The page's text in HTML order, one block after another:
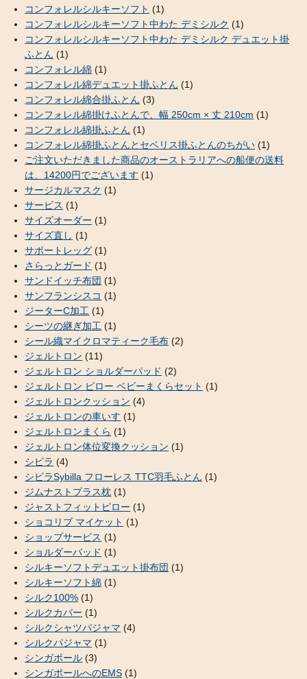
コンフォレルシルキーソフト (1)
コンフォレルシルキーソフト中わた デミシルク (1)
コンフォレルシルキーソフト中わた デミシルク デュエット掛
ふとん (1)
コンフォレル綿 (1)
コンフォレル綿デュエット掛ふとん (1)
コンフォレル綿合掛ふとん (3)
コンフォレル綿掛けふとんで、幅 250cm × 丈 210cm (1)
コンフォレル綿掛ふとん (1)
コンフォレル綿掛ふとんとセベリス掛ふとんのちがい (1)
ご注文いただきました商品のオーストラリアへの船便の送料
は、14200円でございます (1)
サージカルマスク (1)
サービス (1)
サイズオーダー (1)
サイズ直し (1)
サポートレッグ (1)
さらっとガード (1)
サンドイッチ布団 (1)
サンフランシスコ (1)
ジーターC加工 (1)
シーツの継ぎ加工 (1)
シール織マイクロマティーク毛布 (2)
ジェルトロン (11)
ジェルトロン ショルダーパッド (2)
ジェルトロン ピロー ベビーまくらセット (1)
ジェルトロンクッション (4)
ジェルトロンの車いす (1)
ジェルトロンまくら (1)
ジェルトロン体位変換クッション (1)
シビラ (4)
シビラSybilla フローレス TTC羽毛ふとん (1)
ジムナストプラス枕 (1)
ジャストフィットピロー (1)
ショコリブ マイケット (1)
ショップサービス (1)
ショルダーパッド (1)
シルキーソフトデュエット掛布団 (1)
シルキーソフト綿 (1)
シルク100% (1)
シルクカバー (1)
シルクシャツパジャマ (4)
シルクパジャマ (1)
シンガポール (3)
シンガポールへのEMS (1)